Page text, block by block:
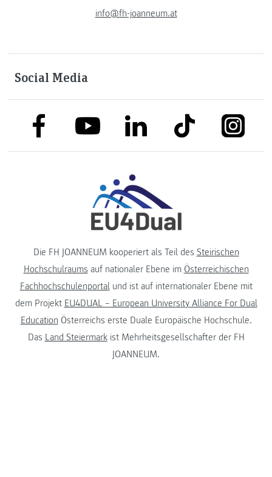
info@fh-joanneum.at
Social Media
link to facebooklink to youtubelink to linkedinlink to tiktok link to
Die FH JOANNEUM kooperiert als Teil des Steirischen
Hochschulraums auf nationaler Ebene im Österreichischen
Fachhochschulenportalund ist auf internationaler Ebene mit
dem Projekt EU4DUAL – European University Alliance For Dual
Education Österreichs erste Duale Europäische Hochschule.
Das Land Steiermarkist Mehrheitsgesellschafter der FH
JOANNEUM.